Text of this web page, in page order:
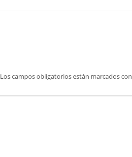
Los campos obligatorios están marcados con